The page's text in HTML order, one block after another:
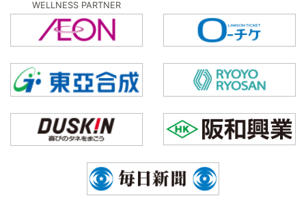
WELLNESS PARTNER